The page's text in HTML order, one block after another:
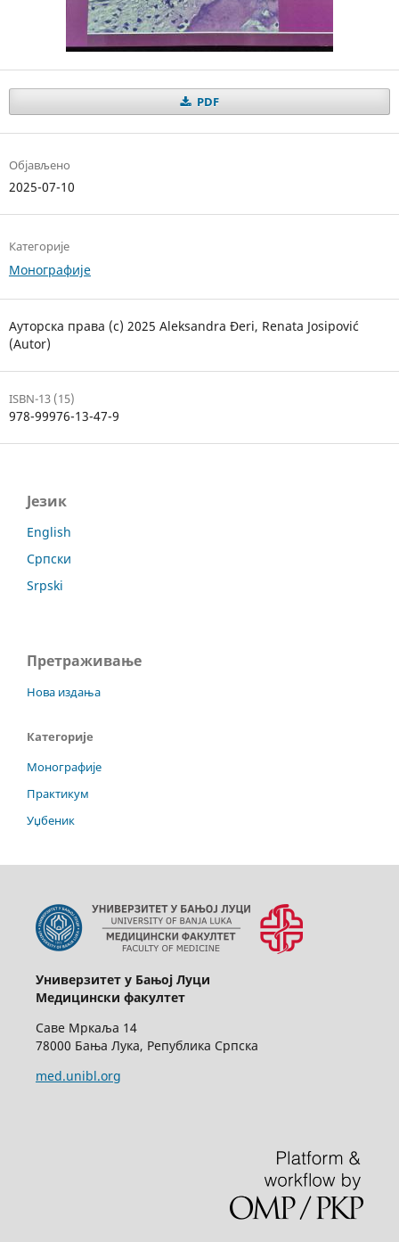
PDF
Објављено
2025-07-10
Категорије
Монографије
Ауторска права (c) 2025 Aleksandra Đeri, Renata Josipović
(Autor)
ISBN-13 (15)
978-99976-13-47-9
Језик
English
Српски
Srpski
Претраживање
Нова издања
Категорије
Монографије
Практикум
Уџбеник
Универзитет у Бањој Луци
Медицински факултет
Саве Мркаља 14
78000 Бања Лука, Република Српска
med.unibl.org